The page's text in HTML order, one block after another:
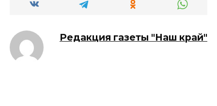
Редакция газеты "Наш край"